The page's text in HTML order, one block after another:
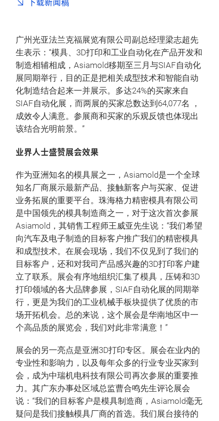
广州光亚法兰克福展览有限公司副总经理梁志超先
生表示：“模具、3D打印和工业自动化在产品开发和
制造相辅相成，Asiamold移期至三月与SIAF自动化
展同期举行，目的正是把相关成型技术和智能自动
化制造结合起来一并展示。多达24%的买家来自
SIAF自动化展，而两展的买家总数达到64,077名 ，
成效令人满意。参展商和买家的乐观反馈也体现出
该结合光明前景。”
业界人士盛赞展会效果
作为亚洲知名的模具展之一，Asiamold是一个全球
知名厂商展示最新产品、接触新客户与买家、促进
业务拓展的重要平台。珠海格力精密模具有限公司
是中国领先的模具制造商之一，对于这次首次参展
Asiamold，其销售工程师王威亚先生说：“我们希望
向汽车及电子制造的目标客户推广我们的精密模具
和成型技术。在展会现场，我们不仅见到了我们的
目标客户，还和对我司产品感兴趣的3D打印客户建
立了联系。展会有序地组织汇集了模具，压铸和3D
打印领域的各大品牌参展，SIAF自动化展的同期举
行，更是为我们的工业机械手板块提供了优质的市
场开拓机会。总的来说，这个展会是华南地区中一
个高品质的展览会，我们对此非常满意！”
展会的另一亮点是亚洲3D打印专区。展会在业内的
专业性和影响力，以及每年众多的行业专业买家到
会，成为中瑞机电科技有限公司再次参展的重要推
力。其广东办事处区域总监曹合鸣先生评论展会
说：“我们的目标客户是模具制造商，Asiamold毫无
疑问是我们接触模具厂商的首选。我们展台接待的